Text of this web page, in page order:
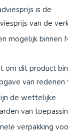
is de
van de
mogelijk binnen
om dit product
van redenen
de wettelijke
van
verpakking